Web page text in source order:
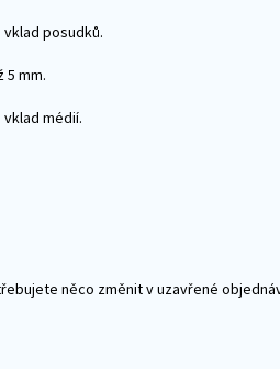
vklad posudků.
5 mm.
vklad médií.
něco změnit v uzavřené